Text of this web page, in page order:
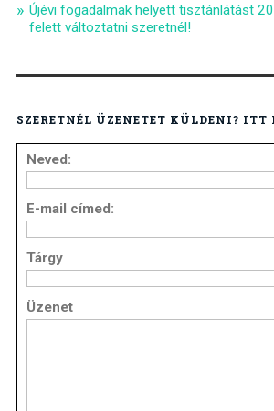
Újévi fogadalmak helyett tisztánlátást
felett változtatni szeretnél!
SZERETNÉL ÜZENETET KÜLDENI? ITT
Neved:
E-mail címed:
Tárgy
Üzenet